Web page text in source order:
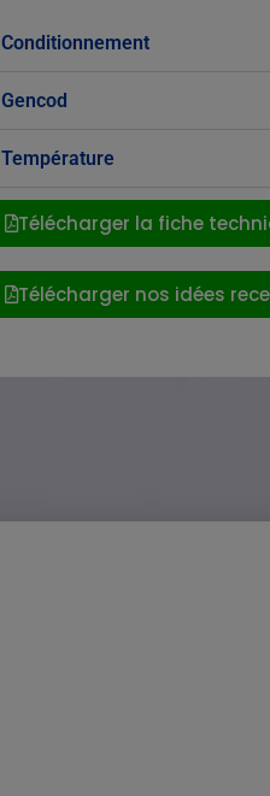
Conditionnement
Gencod
Température
Télécharger la fiche
Télécharger nos idées